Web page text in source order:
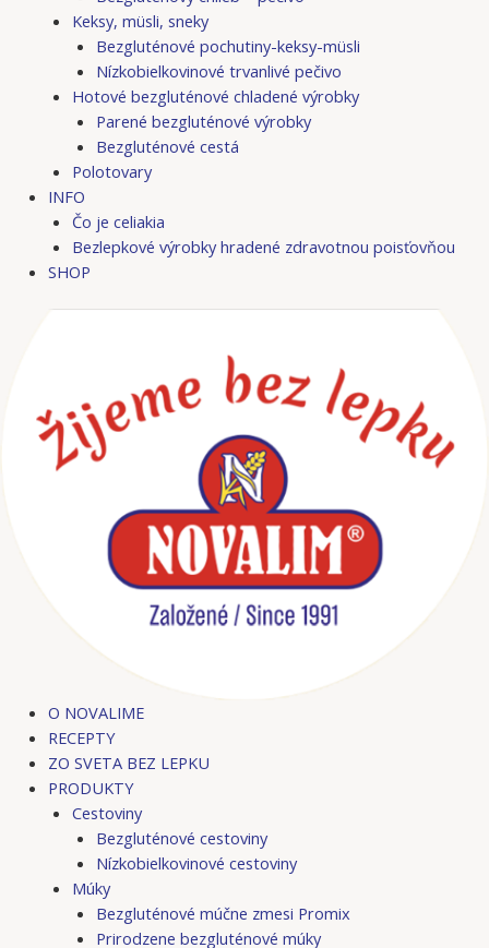
Keksy, müsli, sneky
Bezgluténové pochutiny-keksy-müsli
Nízkobielkovinové trvanlivé pečivo
Hotové bezgluténové chladené výrobky
Parené bezgluténové výrobky
Bezgluténové cestá
Polotovary
INFO
Čo je celiakia
Bezlepkové výrobky hradené zdravotnou poisťovňou
SHOP
O NOVALIME
RECEPTY
ZO SVETA BEZ LEPKU
PRODUKTY
Cestoviny
Bezgluténové cestoviny
Nízkobielkovinové cestoviny
Múky
Bezgluténové múčne zmesi Promix
Prirodzene bezgluténové múky